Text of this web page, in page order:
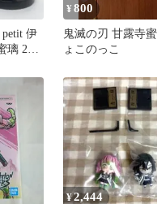
petit 伊
2体
¥800
鬼滅の刃 甘露寺
ょこのっこ
¥2,444